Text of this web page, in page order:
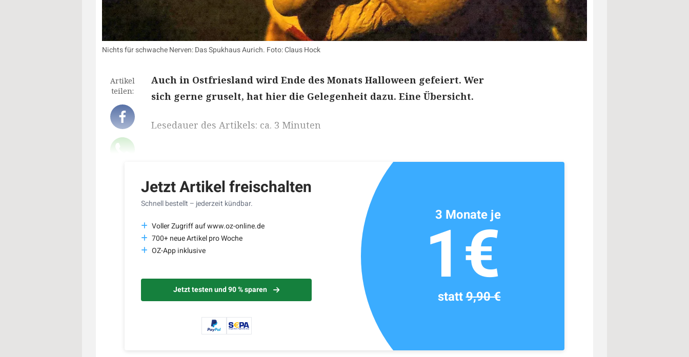
Nichts für schwache Nerven: Das Spukhaus Aurich. Foto: Claus Hock
Artikel
teilen:
Auch in Ostfriesland wird Ende des Monats Halloween gefeiert. Wer
sich gerne gruselt, hat hier die Gelegenheit dazu. Eine Übersicht.
Lesedauer des Artikels: ca. 3 Minuten
Jetzt Artikel freischalten
Schnell bestellt – jederzeit kündbar.
Voller Zugriff auf www.oz-online.de
700+ neue Artikel pro Woche
OZ-App inklusive
Jetzt testen und 90 % sparen
3 Monate je
1€
statt9,90 €